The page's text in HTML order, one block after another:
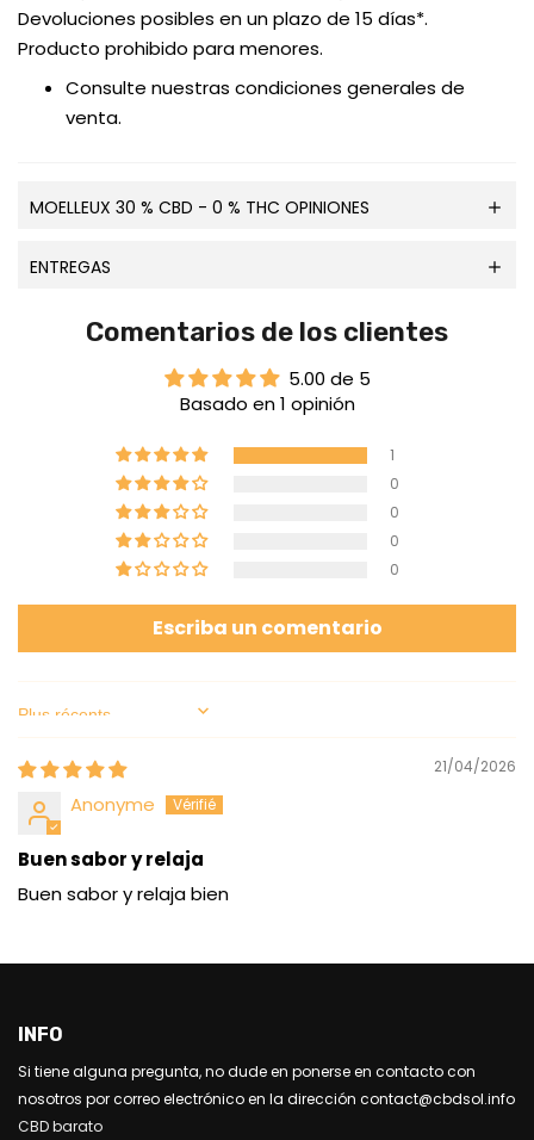
Devoluciones posibles en un plazo de 15 días*.
Producto prohibido para menores.
Consulte nuestras condiciones generales de
venta.
MOELLEUX 30 % CBD - 0 % THC OPINIONES
ENTREGAS
Comentarios de los clientes
5.00 de 5
Basado en 1 opinión
1
0
0
0
0
Escriba un comentario
Sort by
21/04/2026
Anonyme
Buen sabor y relaja
Buen sabor y relaja bien
INFO
Si tiene alguna pregunta, no dude en ponerse en contacto con
nosotros por correo electrónico en la dirección contact@cbdsol.info
CBD barato